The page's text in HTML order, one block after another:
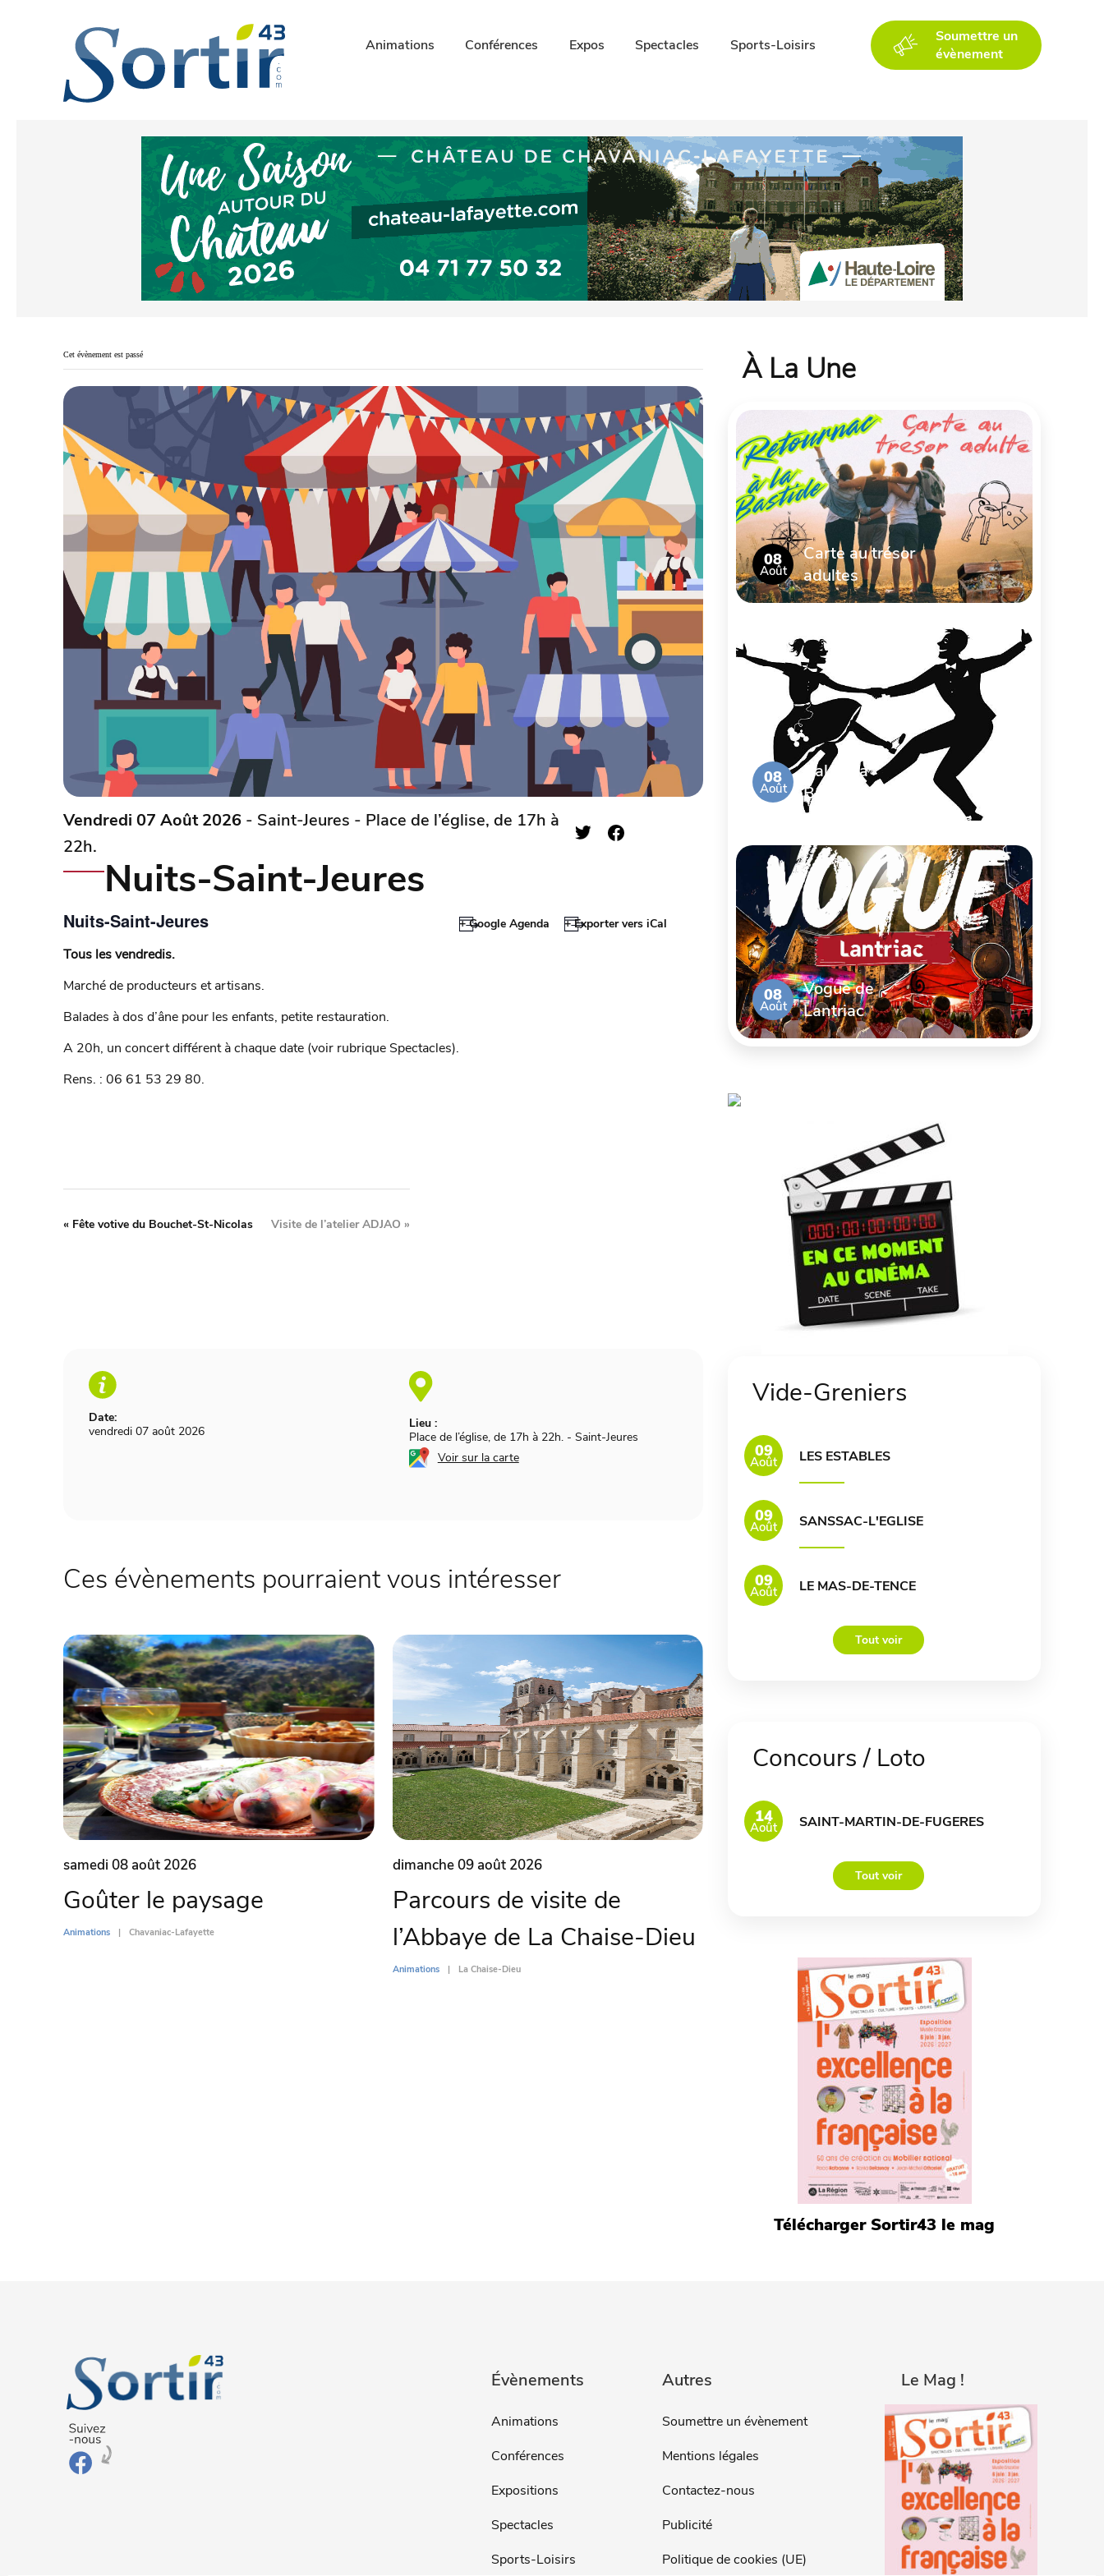
Animations Conférences Expos Spectacles Sports-Loisirs
Soumettre un
évènement
Cet évènement est passé
Vendredi 07 Août 2026 - Saint-Jeures - Place de l’église, de 17h à
22h.
Nuits-Saint-Jeures
Nuits-Saint-Jeures
Tous les vendredis.
Marché de producteurs et artisans.
Balades à dos d’âne pour les enfants, petite restauration.
A 20h, un concert différent à chaque date (voir rubrique Spectacles).
Rens. : 06 61 53 29 80.
+ Google Agenda + Exporter vers iCal
Date:
vendredi 07 août 2026
Lieu :
Place de l’église, de 17h à 22h. - Saint-Jeures
Voir sur la carte
« Fête votive du Bouchet-St-Nicolas Visite de l’atelier ADJAO »
Ces évènements pourraient vous intéresser
samedi 08 août 2026
Goûter le paysage
Animations Chavaniac-Lafayette
dimanche 09 août 2026
Parcours de visite de
l’Abbaye de La Chaise-Dieu
Animations La Chaise-Dieu
À La Une
08
Août
Carte au trésor
adultes
08
Août
Bal de la
Brocante
08
Août
Vogue de
Lantriac
Vide-Greniers
09
Août LES ESTABLES
09
Août SANSSAC-L'EGLISE
09
Août LE MAS-DE-TENCE
Tout voir
Concours / Loto
14
Août SAINT-MARTIN-DE-FUGERES
Tout voir
Télécharger Sortir43 le mag
Évènements
Animations
Conférences
Expositions
Spectacles
Sports-Loisirs
Autres
Soumettre un évènement
Mentions légales
Contactez-nous
Publicité
Politique de cookies (UE)
Le Mag !